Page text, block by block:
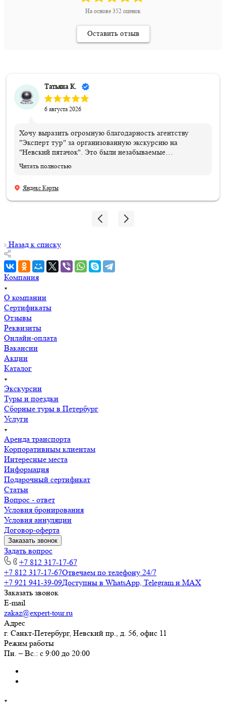
На основе 352 оценок
Оставить отзыв
Татьяна К.
6 августа 2026
Хочу выразить огромную благодарность агентству
"Эксперт тур" за организованную экскурсию на
"Невский пятачок". Это были незабываемые
впечатления и эмоции!!! Всем организаторам огромное
впечатления, и память, которые останутся навсегда.
Мой сын знает теперь, где совершил подвиг и погиб его
Читать полностью
Яндекс Карты
Назад к списку
Компания
О компании
Сертификаты
Отзывы
Реквизиты
Онлайн-оплата
Вакансии
Акции
Каталог
Экскурсии
Туры и поездки
Сборные туры в Петербург
Услуги
Аренда транспорта
Корпоративным клиентам
Интересные места
Информация
Подарочный сертификат
Статьи
Вопрос - ответ
Условия бронирования
Условия аннуляции
Договор-оферта
Заказать звонок
Задать вопрос
+7 812 317-17-67
+7 812 317-17-67Отвечаем по телефону 24/7
+7 921 941-39-09Доступны в WhatsApp, Telegram и MAX
Заказать звонок
E-mail
zakaz@expert-tour.ru
Адрес
г. Санкт-Петербург, Невский пр., д. 56, офис 11
Режим работы
Пн. – Вс.: с 9:00 до 20:00